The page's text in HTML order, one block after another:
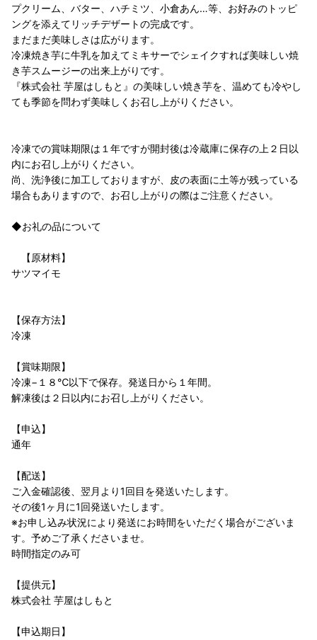
プクリーム、バター、ハチミツ、小倉あん…等、お好みのトッピ
ングを添えてリッチデザートの完成です。
まだまだ美味しさは広がります。
冷凍焼き芋に牛乳を加えてミキサーでシェイクすれば美味しい焼
き芋スムージーの出来上がりです。
『株式会社 芋屋はしもと』の美味しい焼き芋を、温めても冷やし
ても季節を問わず美味しくお召し上がりください。
冷凍での賞味期限は１年ですが開封後は冷蔵庫に保存の上２日以
内にお召し上がりください。
尚、洗浄後に加工しておりますが、皮の表面に土等が残っている
場合もありますので、お召し上がりの際はご注意ください。
◆お礼の品について
【原材料】
サツマイモ
【保存方法】
冷凍
【賞味期限】
冷凍−１８℃以下で保存。発送日から１年間。
解凍後は２日以内にお召し上がりください。
【申込】
通年
【配送】
ご入金確認後、翌月より1回目を発送いたします。
その後1ヶ月に1回発送いたします。
※お申し込み状況により発送にお時間をいただく場合がございま
す。予めご了承くださいませ。
時間指定のみ可
【提供元】
株式会社 芋屋はしもと
【申込期日】